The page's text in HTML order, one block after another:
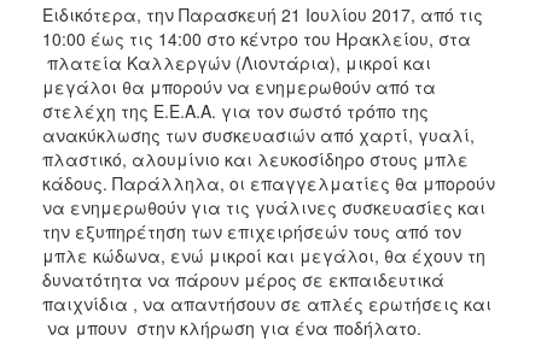
ΤΟΠΟΣ
ΠΟΛΙΤΙΣΜΟΣ
ΑΝΘΕΚΤΙΚΗ
ΠΟΛΗ
Ειδικότερα, την Παρασκευή 21 Ιουλίου 2017, από τις
10:00 έως τις 14:00 στο κέντρο του Ηρακλείου, στα
πλατεία Καλλεργών (Λιοντάρια), μικροί και
μεγάλοι θα μπορούν να ενημερωθούν από τα
στελέχη της Ε.Ε.Α.Α. για τον σωστό τρόπο της
ανακύκλωσης των συσκευασιών από χαρτί, γυαλί,
πλαστικό, αλουμίνιο και λευκοσίδηρο στους μπλε
κάδους. Παράλληλα, οι επαγγελματίες θα μπορούν
να ενημερωθούν για τις γυάλινες συσκευασίες και
την εξυπηρέτηση των επιχειρήσεών τους από τον
μπλε κώδωνα, ενώ μικροί και μεγάλοι, θα έχουν τη
δυνατότητα να πάρουν μέρος σε εκπαιδευτικά
παιχνίδια , να απαντήσουν σε απλές ερωτήσεις και
να μπουν στην κλήρωση για ένα ποδήλατο.